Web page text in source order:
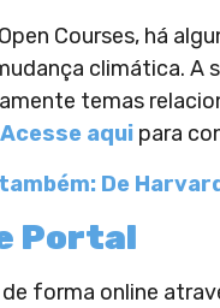
Courses, há
climática. A
temas
Acesse aqui para
De
Portal
forma online